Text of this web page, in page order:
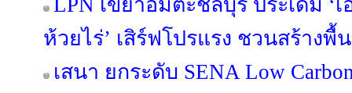
LPN เขย่าอมตะชลบุรี ประเดิม ‘เ
ห้วยไร่’ เสิร์ฟโปรแรง ชวนสร้าง
เสนา ยกระดับ SENA Low